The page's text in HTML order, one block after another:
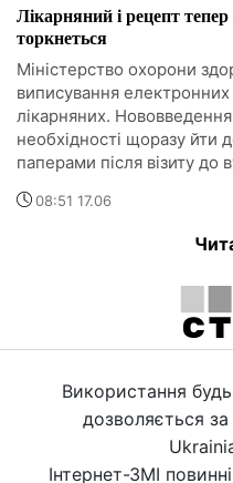
Лікарняний і рецепт
торкнеться
Міністерство охорони
виписування
лікарняних.
необхідності щоразу йти
паперами після візиту до
08:51 17.06
Використання
дозволяється
Інтернет-ЗМІ